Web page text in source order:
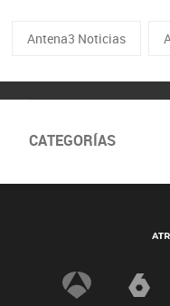
Antena3 Noticias
CATEGORÍAS